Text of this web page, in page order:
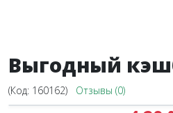
Выгодный
(Код: 160162) Отзывы (0)